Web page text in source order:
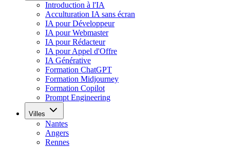
Introduction à l'IA
Acculturation IA sans écran
IA pour Développeur
IA pour Webmaster
IA pour Rédacteur
IA pour Appel d'Offre
IA Générative
Formation ChatGPT
Formation Midjourney
Formation Copilot
Prompt Engineering
Villes
Nantes
Angers
Rennes